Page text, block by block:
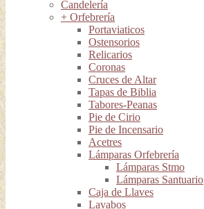
Candelería
+ Orfebrería
Portaviaticos
Ostensorios
Relicarios
Coronas
Cruces de Altar
Tapas de Biblia
Tabores-Peanas
Pie de Cirio
Pie de Incensario
Acetres
Lámparas Orfebrería
Lámparas Stmo
Lámparas Santuario
Caja de Llaves
Lavabos